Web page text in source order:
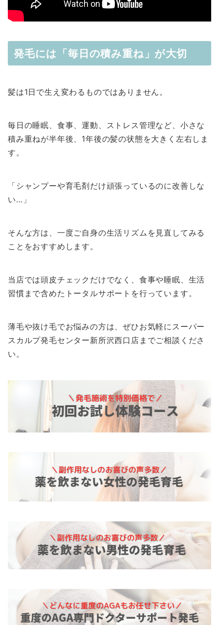
発毛には「毎日の積み重ね」が大切
髪は1日で生え変わるものではありません。
毎日の睡眠、食事、運動、ストレス管理など、小さな
積み重ねが半年後、1年後の髪の状態を大きく左右しま
す。
「シャンプーや育毛剤だけ頑張っているのに改善しな
い…」
そんな方は、一度ご自身の生活リズムを見直してみる
ことをおすすめします。
当店では頭皮チェックだけでなく、食事や睡眠、生活
習慣まで含めたトータルサポートを行っています。
薄毛や抜け毛でお悩みの方は、ぜひお気軽にスーパー
スカルプ発毛センター新所沢西口店までご相談くださ
い。